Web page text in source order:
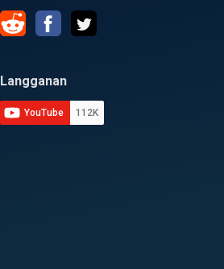
Langganan
YouTube 112K